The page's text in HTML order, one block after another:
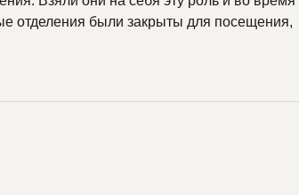
отделения были закрыты для посещения,